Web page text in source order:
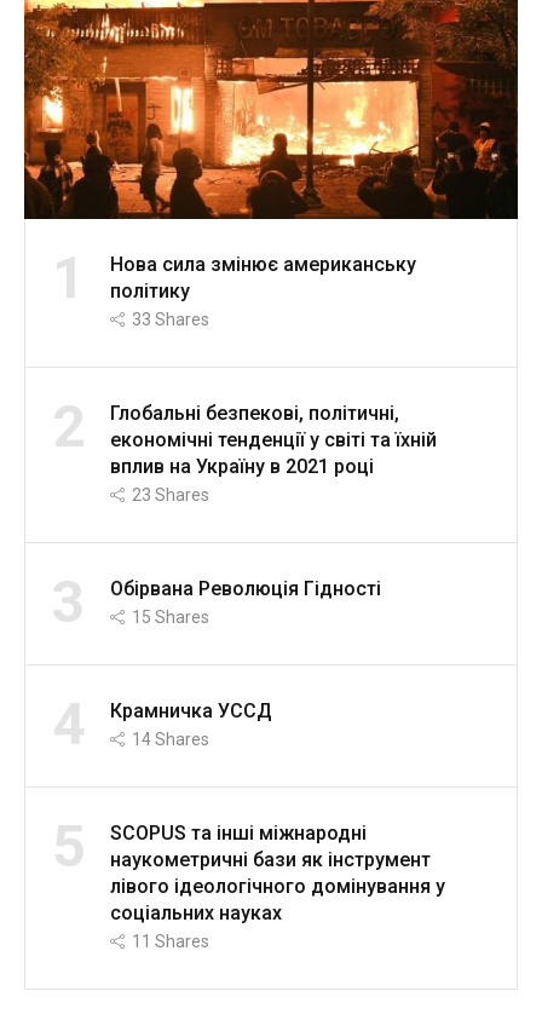
1
Нова сила змінює американську
політику
33 Shares
2
Глобальні безпекові, політичні,
економічні тенденції у світі та їхній
вплив на Україну в 2021 році
23 Shares
3 Обірвана Революція Гідності
15 Shares
4 Крамничка УССД
14Shares
5
SCOPUS та інші міжнародні
наукометричні бази як інструмент
лівого ідеологічного домінування у
соціальних науках
11 Shares